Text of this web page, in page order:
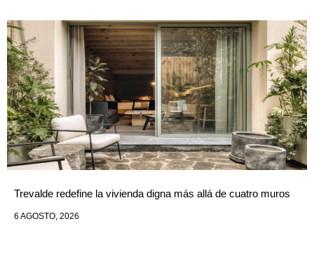
Trevalde redefine la vivienda digna más allá de cuatro muros
6 AGOSTO, 2026